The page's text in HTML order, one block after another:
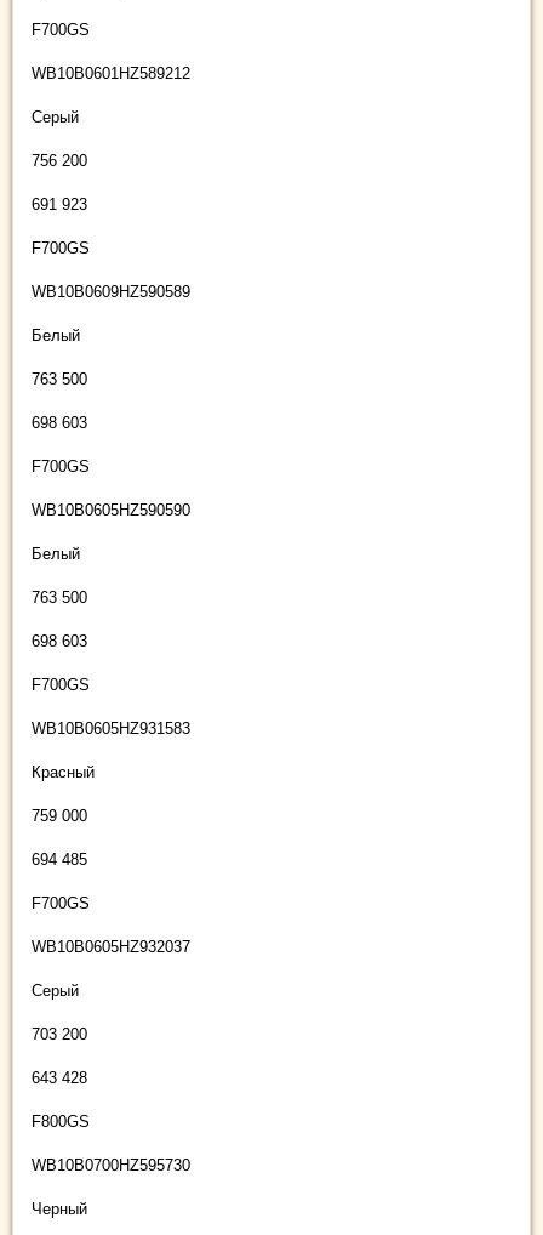
F700GS
WB10B0601HZ589212
Серый
756 200
691 923
F700GS
WB10B0609HZ590589
Белый
763 500
698 603
F700GS
WB10B0605HZ590590
Белый
763 500
698 603
F700GS
WB10B0605HZ931583
Красный
759 000
694 485
F700GS
WB10B0605HZ932037
Серый
703 200
643 428
F800GS
WB10B0700HZ595730
Черный